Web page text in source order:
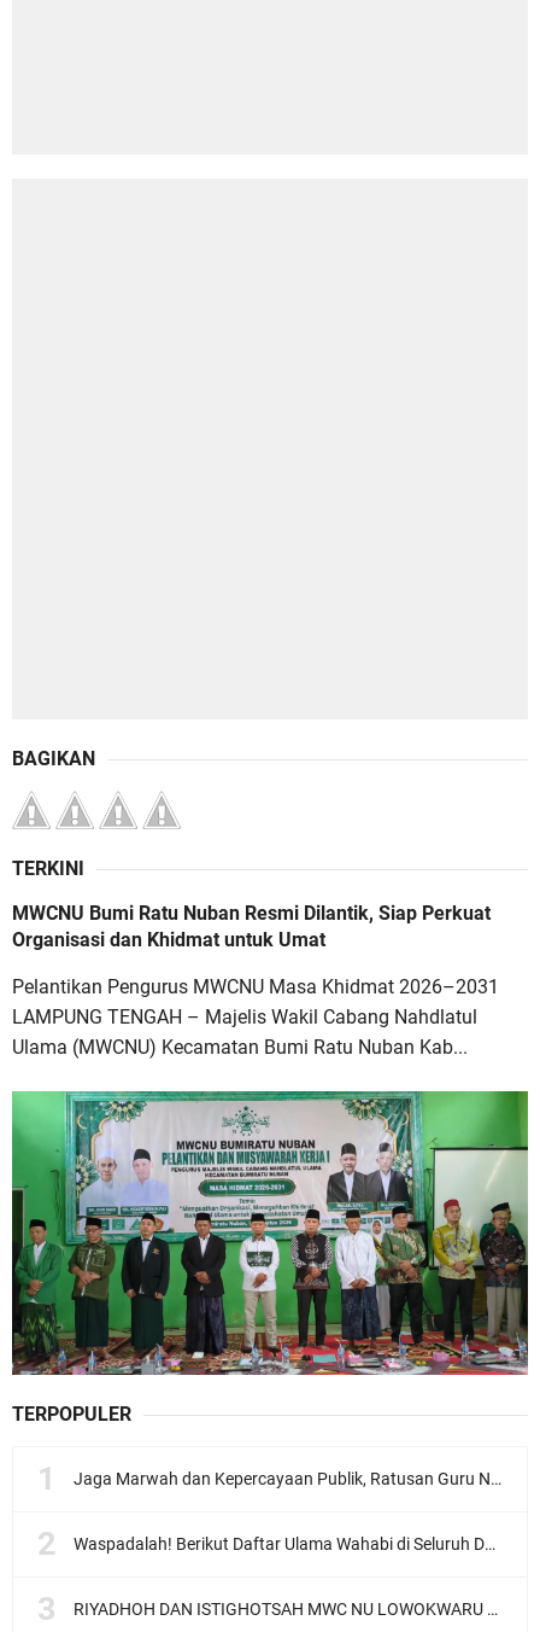
BAGIKAN
TERKINI
MWCNU Bumi Ratu Nuban Resmi Dilantik, Siap Perkuat
Organisasi dan Khidmat untuk Umat
Pelantikan Pengurus MWCNU Masa Khidmat 2026–2031
LAMPUNG TENGAH – Majelis Wakil Cabang Nahdlatul
Ulama (MWCNU) Kecamatan Bumi Ratu Nuban Kab...
TERPOPULER
Jaga Marwah dan Kepercayaan Publik, Ratusan Guru Ngaji Kota Malang Serukan Deklarasi Ramah Anak
Waspadalah! Berikut Daftar Ulama Wahabi di Seluruh Dunia dan Karya-karyanya
RIYADHOH DAN ISTIGHOTSAH MWC NU LOWOKWARU Menyambut Muktamar NU ke-35, Meneguhkan Sanad Laku Para Muassis